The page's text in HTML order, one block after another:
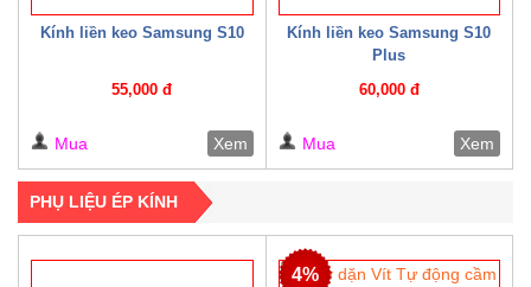
Kính liền keo Samsung S10
55,000 đ
Mua Xem
Kính liền keo Samsung S10
Plus
60,000 đ
Mua Xem
PHỤ LIỆU ÉP KÍNH
4%